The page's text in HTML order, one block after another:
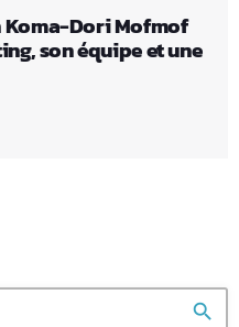
Koma-Dori Mofmof
son équipe et une
search